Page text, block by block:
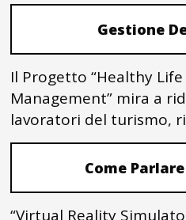
Gestione
Il Progetto “Healthy
Management” mira a
lavoratori del turismo,
Come
“Virtual Reality